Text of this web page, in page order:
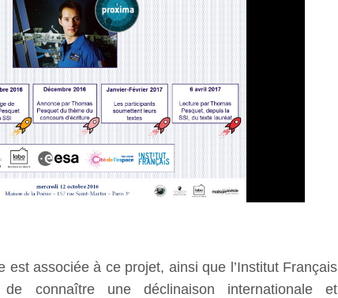
est associée à ce projet, ainsi que l’Institut Français
connaître une déclinaison internationale et